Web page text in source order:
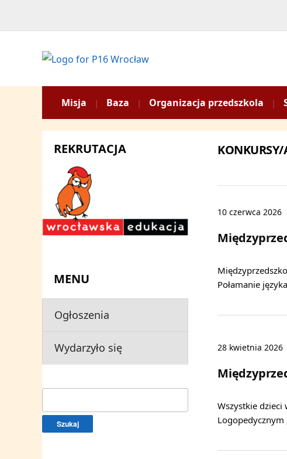
Misja Baza Organizacja przedszkola
REKRUTACJA
MENU
Ogłoszenia
Wydarzyło się
KONKURSY/
10 czerwca 2026
Połamanie
28 kwietnia 2026
Wszystkie dzieci
Logopedycznym